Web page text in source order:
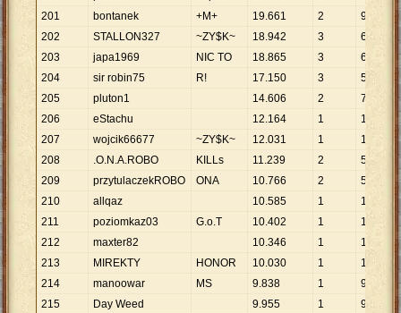
201
bontanek +M+ 19.661 2 9
202
STALLON327 ~ZY$K~ 18.942 3 6.314
203
japa1969 NIC TO 18.865 3 6
288
204
sir robin75 R! 17.150 3 5 .
205
pluton1 14.606 2 7
303
206
eStachu 12.164 1 12
207
wojcik66677 ~ZY$K~ 12.031 1 12
031
208
.O.N.A.ROBO KILLs 11.239 2 5 .620
209
przytulaczekROBO ONA 10.766 2 5
383
210
allqaz 10.585 1 10
211
poziomkaz03 G.o.T 10.402 1 10 402
212
maxter82 10.346 1 10
346
213
MIREKTY HONOR 10.030 1 10
214
manoowar MS 9.838 1 9
838
215
Day Weed 9.955 1 9